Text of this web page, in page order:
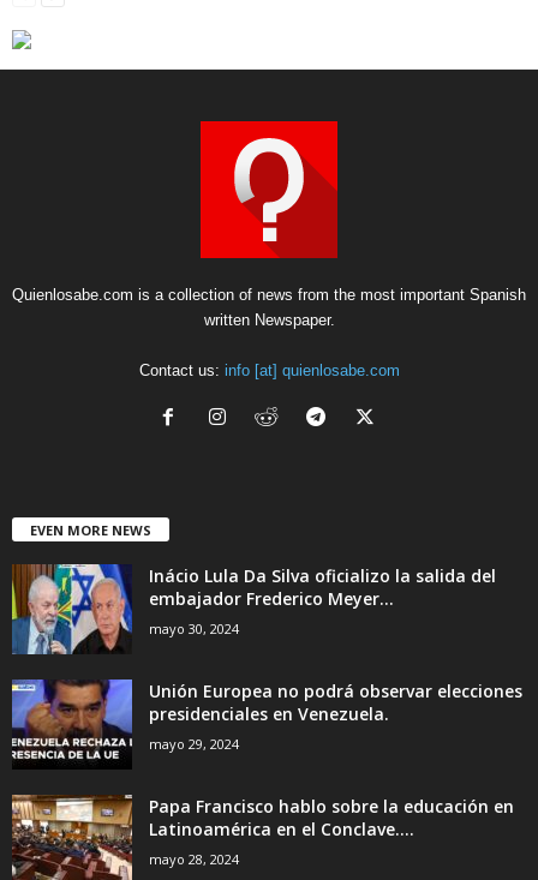
Quienlosabe.com is a collection of news from the most important Spanish
written Newspaper.
Contact us: info [at] quienlosabe.com
EVEN MORE NEWS
Inácio Lula Da Silva oficializo la salida del
embajador Frederico Meyer...
mayo 30, 2024
Unión Europea no podrá observar elecciones
presidenciales en Venezuela.
mayo 29, 2024
Papa Francisco hablo sobre la educación en
Latinoamérica en el Conclave....
mayo 28, 2024